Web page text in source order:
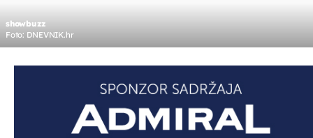
showbuzz
Foto: DNEVNIK.hr